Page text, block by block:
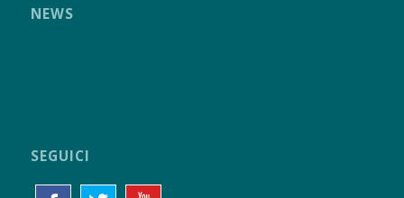
NEWS
SEGUICI